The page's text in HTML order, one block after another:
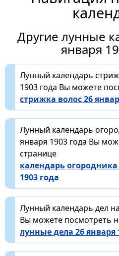
Другие лунные
января
Лунный календарь
1903 года Вы можете
стрижка волос 26
Лунный календарь
января 1903 года Вы
странице
календарь
1903 года
Лунный календарь дел
Вы можете посмотреть
лунные дела 26 января